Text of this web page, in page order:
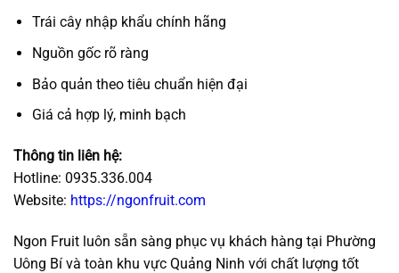
Trái cây nhập khẩu chính hãng
Nguồn gốc rõ ràng
Bảo quản theo tiêu chuẩn hiện đại
Giá cả hợp lý, minh bạch
Thông tin liên hệ:
Hotline: 0935.336.004
Website: https://ngonfruit.com
Ngon Fruit luôn sẵn sàng phục vụ khách hàng tại Phường
Uông Bí và toàn khu vực Quảng Ninh với chất lượng tốt